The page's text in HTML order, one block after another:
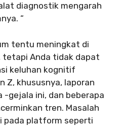
diagnostik mengarah
“
tentu meningkat di
tetapi Anda tidak dapat
keluhan kognitif
Z, khususnya, laporan
-gejala ini, dan beberapa
tren. Masalah
pada platform seperti